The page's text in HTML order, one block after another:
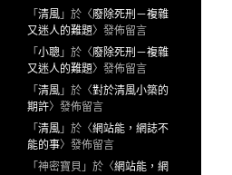
「 清風 」於〈廢除死刑－複雜
又迷人的難題〉發佈留言
「 小聰 」於〈廢除死刑－複雜
又迷人的難題〉發佈留言
「 清風 」於〈對於清風小築的
期許〉發佈留言
「 清風 」於〈網站能，網誌不
能的事〉發佈留言
「 神密寶貝 」於〈網站能，網